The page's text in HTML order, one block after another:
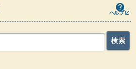
help
ヘルプ - お知らせ
ヘルプopen_in_new
ウインドウを別のタブで表示します
検索